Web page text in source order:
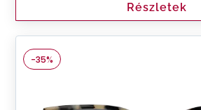
Részletek
-35%